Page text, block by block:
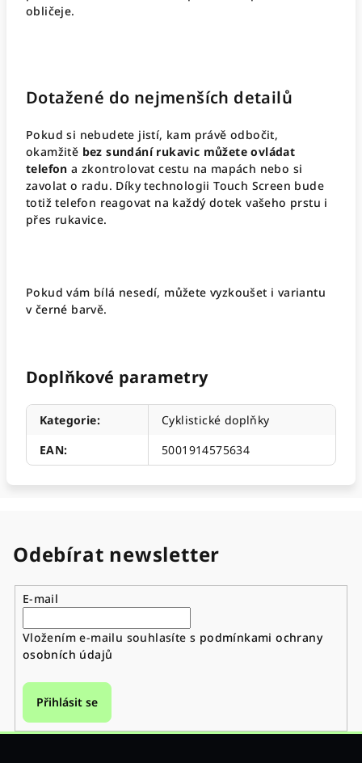
obličeje.
Dotažené do nejmenších detailů
Pokud si nebudete jistí, kam právě odbočit,
okamžitě bez sundání rukavic můžete ovládat
telefon a zkontrolovat cestu na mapách nebo si
zavolat o radu. Díky technologii Touch Screen bude
totiž telefon reagovat na každý dotek vašeho prstu i
přes rukavice.
Pokud vám bílá nesedí, můžete vyzkoušet i variantu
v černé barvě.
Doplňkové parametry
Kategorie:
Cyklistické doplňky
EAN: 5001914575634
Odebírat newsletter
E-mail
Vložením e-mailu souhlasíte s podmínkami ochrany
osobních údajů
Přihlásit se